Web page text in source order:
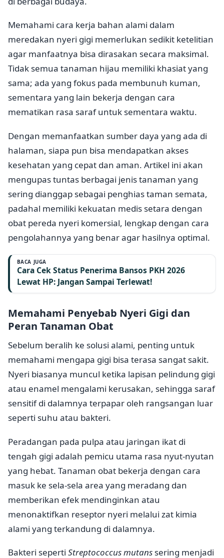
Memahami cara kerja bahan alami dalam
meredakan nyeri gigi memerlukan sedikit ketelitian
agar manfaatnya bisa dirasakan secara maksimal.
Tidak semua tanaman hijau memiliki khasiat yang
sama; ada yang fokus pada membunuh kuman,
sementara yang lain bekerja dengan cara
mematikan rasa saraf untuk sementara waktu.
Dengan memanfaatkan sumber daya yang ada di
halaman, siapa pun bisa mendapatkan akses
kesehatan yang cepat dan aman. Artikel ini akan
mengupas tuntas berbagai jenis tanaman yang
sering dianggap sebagai penghias taman semata,
padahal memiliki kekuatan medis setara dengan
obat pereda nyeri komersial, lengkap dengan cara
pengolahannya yang benar agar hasilnya optimal.
BACA JUGA
Cara Cek Status Penerima Bansos PKH 2026
Lewat HP: Jangan Sampai Terlewat!
Memahami Penyebab Nyeri Gigi dan
Peran Tanaman Obat
Sebelum beralih ke solusi alami, penting untuk
memahami mengapa gigi bisa terasa sangat sakit.
Nyeri biasanya muncul ketika lapisan pelindung gigi
atau enamel mengalami kerusakan, sehingga saraf
sensitif di dalamnya terpapar oleh rangsangan luar
seperti suhu atau bakteri.
Peradangan pada pulpa atau jaringan ikat di
tengah gigi adalah pemicu utama rasa nyut-nyutan
yang hebat. Tanaman obat bekerja dengan cara
masuk ke sela-sela area yang meradang dan
memberikan efek mendinginkan atau
menonaktifkan reseptor nyeri melalui zat kimia
alami yang terkandung di dalamnya.
Bakteri seperti Streptococcus mutans sering menjadi